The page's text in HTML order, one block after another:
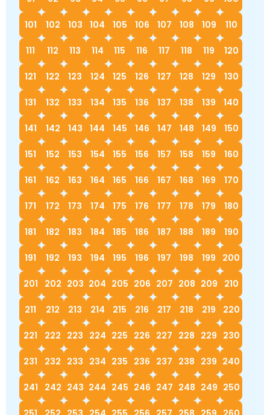
101 102 103 104 105 106 107 108 109 110
111 112 113 114 115 116 117 118 119 120
121 122 123 124 125 126 127 128 129 130
131 132 133 134 135 136 137 138 139 140
141 142 143 144 145 146 147 148 149 150
151 152 153 154 155 156 157 158 159 160
161 162 163 164 165 166 167 168 169 170
171 172 173 174 175 176 177 178 179 180
181 182 183 184 185 186 187 188 189 190
191 192 193 194 195 196 197 198 199 200
201 202 203 204 205 206 207 208 209 210
211 212 213 214 215 216 217 218 219 220
221 222 223 224 225 226 227 228 229 230
231 232 233 234 235 236 237 238 239 240
241 242 243 244 245 246 247 248 249 250